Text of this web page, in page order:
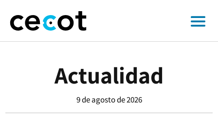
Actualidad
9 de agosto de 2026